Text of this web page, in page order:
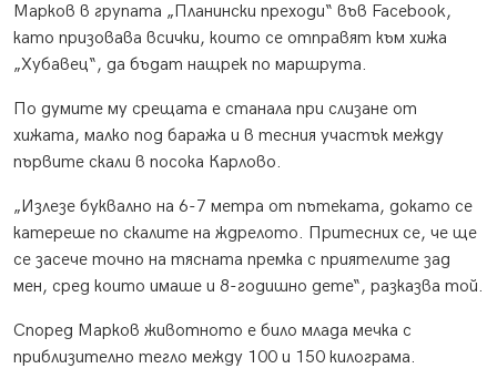
Марков в групата „Планински преходи“ във Facebook,
като призовава всички, които се отправят към хижа
„Хубавец“, да бъдат нащрек по маршрута.
По думите му срещата е станала при слизане от
хижата, малко под баража и в тесния участък между
първите скали в посока Карлово.
„Излезе буквално на 6-7 метра от пътеката, докато се
катереше по скалите на ждрелото. Притесних се, че ще
се засече точно на тясната премка с приятелите зад
мен, сред които имаше и 8-годишно дете“, разказва той.
Според Марков животното е било млада мечка с
приблизително тегло между 100 и 150 килограма.